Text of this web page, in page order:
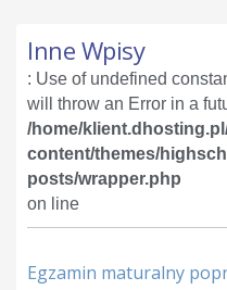
Inne Wpisy
: Use of undefined
will throw an Error in a
/home/
content/themes/
posts/wrapper.php
on line
Egzamin maturalny